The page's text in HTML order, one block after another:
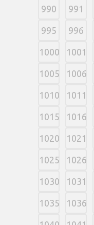
990 991
995 996
1000 1001
1005 1006
1010 1011
1015 1016
1020 1021
1025 1026
1030 1031
1035 1036